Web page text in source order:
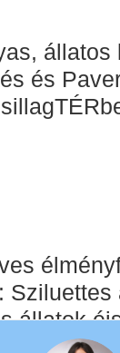
állatos
és
Sziluettes
állatok